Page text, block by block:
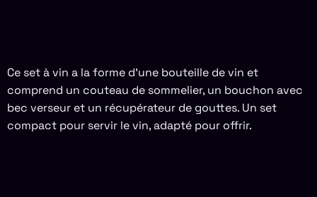
Ce set à vin a la forme d’une bouteille de vin et
comprend un couteau de sommelier, un bouchon avec
bec verseur et un récupérateur de gouttes. Un set
compact pour servir le vin, adapté pour offrir.